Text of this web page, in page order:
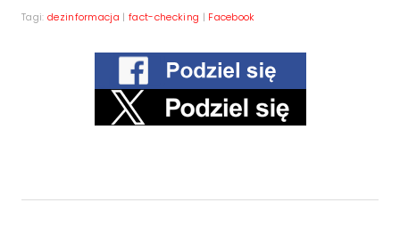
Tagi: dezinformacja |fact-checking | Facebook